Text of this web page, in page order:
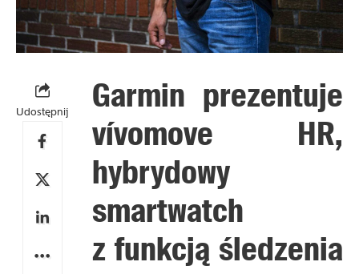
Udostępnij
Garmin prezentuje
vívomove HR,
hybrydowy
smartwatch
z funkcją śledzenia